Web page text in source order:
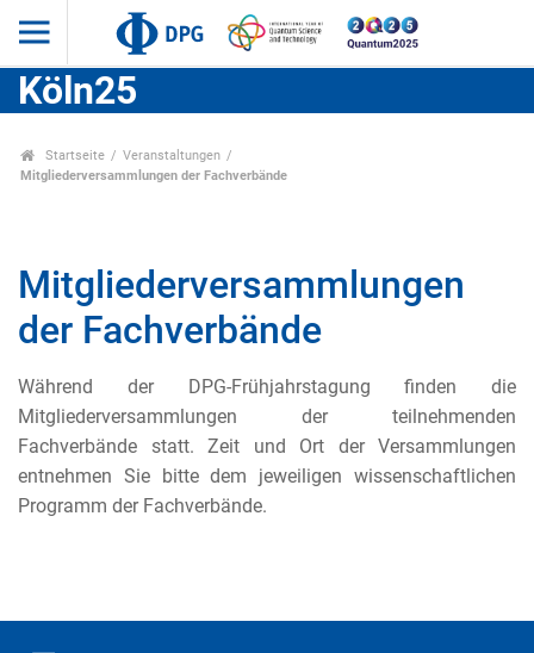
Köln25
Startseite
Veranstaltungen
Mitgliederversammlungen der Fachverbände
Mitgliederversammlungen
der Fachverbände
Während der DPG-Frühjahrstagung finden die
Mitgliederversammlungen der teilnehmenden
Fachverbände statt. Zeit und Ort der Versammlungen
entnehmen Sie bitte dem jeweiligen wissenschaftlichen
Programm der Fachverbände.